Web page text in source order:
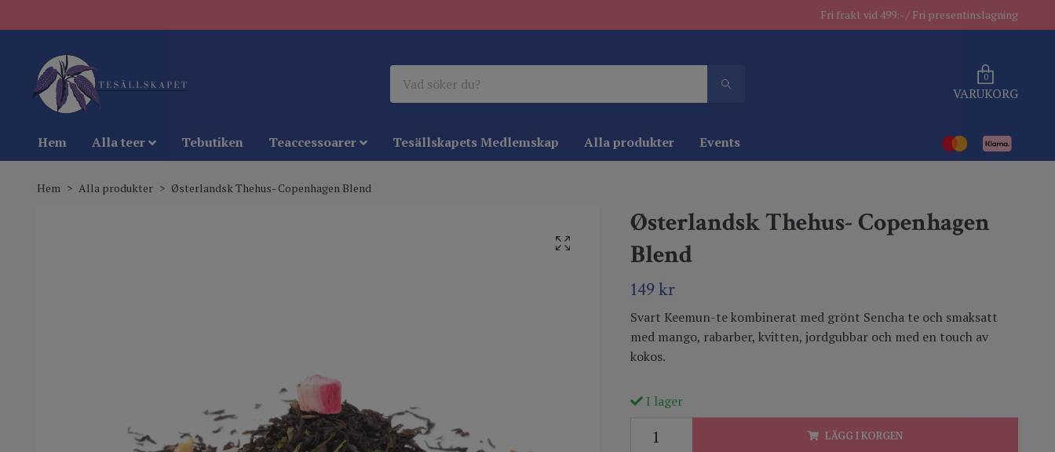
Fri frakt vid 499:- / Fri presentinslagning
0
VARUKORG
Hem Alla teer Tebutiken Teaccessoarer Tesällskapets Medlemskap Alla produkter Events
Hem Alla produkter Østerlandsk Thehus- Copenhagen Blend
Østerlandsk Thehus- Copenhagen
Blend
149 kr
Svart Keemun-te kombinerat med grönt Sencha te och smaksatt
med mango, rabarber, kvitten, jordgubbar och med en touch av
kokos.
I lager
LÄGG I KORGEN